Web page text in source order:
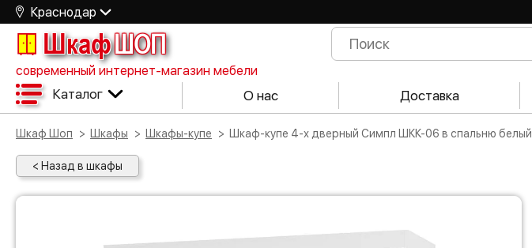
Краснодар
ШкафШОП
современный интернет-магазин мебели
Каталог О нас Доставка
Шкаф Шоп Шкафы Шкафы-купе Шкаф-купе 4-х дверный Симпл ШКК-06 в спальню белый
< Назад в шкафы